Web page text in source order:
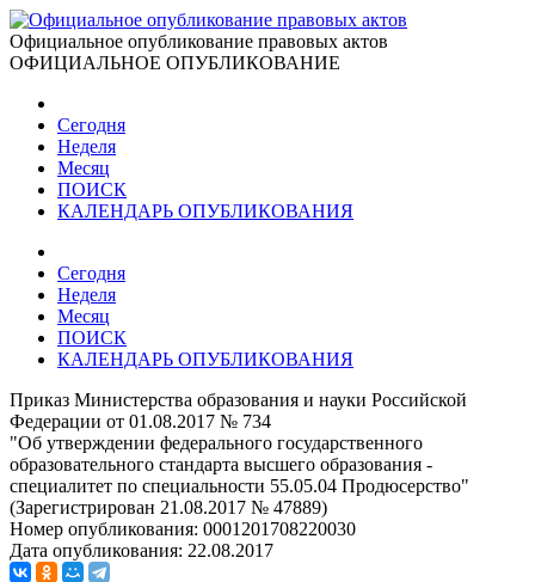
Официальное опубликование правовых актов
ОФИЦИАЛЬНОЕ ОПУБЛИКОВАНИЕ
Сегодня
Неделя
Месяц
ПОИСК
КАЛЕНДАРЬ ОПУБЛИКОВАНИЯ
Сегодня
Неделя
Месяц
ПОИСК
КАЛЕНДАРЬ ОПУБЛИКОВАНИЯ
Приказ Министерства образования и науки Российской
Федерации от 01.08.2017 № 734
"Об утверждении федерального государственного
образовательного стандарта высшего образования -
специалитет по специальности 55.05.04 Продюсерство"
(Зарегистрирован 21.08.2017 № 47889)
Номер опубликования: 0001201708220030
Дата опубликования: 22.08.2017